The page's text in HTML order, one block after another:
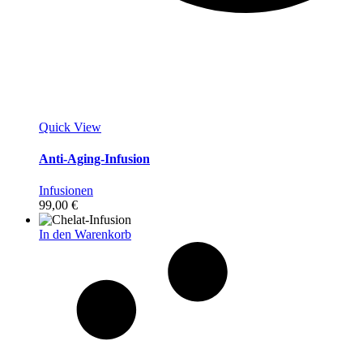
Quick View
Anti-Aging-Infusion
Infusionen
99,00 €
In den Warenkorb